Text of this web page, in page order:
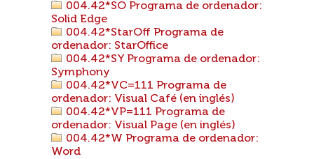
004.42*SO Programa de ordenador:
Solid Edge
004.42*StarOff Programa de
ordenador: StarOffice
004.42*SY Programa de ordenador:
Symphony
004.42*VC=111 Programa de
ordenador: Visual Café (en inglés)
004.42*VP=111 Programa de
ordenador: Visual Page (en inglés)
004.42*W Programa de ordenador:
Word